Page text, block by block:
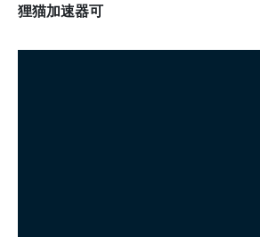
狸猫加速器可